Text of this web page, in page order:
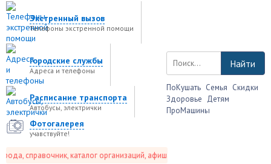
Экстренный вызов
Телефоны экстренной помощи
Городские службы
Адреса и телефоны
Расписание транспорта
Автобусы, электрички
Фотогалерея
учавствуйте!
справочник, каталог организаций, афиша событий и не только это.
Найти
ПоКушать Семья Скидки
Здоровье Детям
ПроМашины